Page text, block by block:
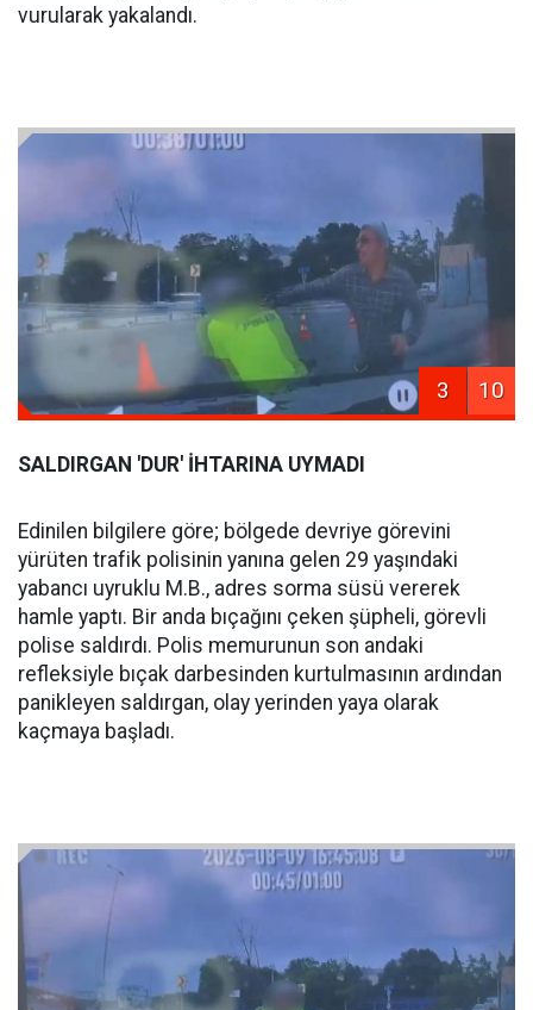
vurularak yakalandı.
3 10
SALDIRGAN 'DUR' İHTARINA UYMADI
Edinilen bilgilere göre; bölgede devriye görevini
yürüten trafik polisinin yanına gelen 29 yaşındaki
yabancı uyruklu M.B., adres sorma süsü vererek
hamle yaptı. Bir anda bıçağını çeken şüpheli, görevli
polise saldırdı. Polis memurunun son andaki
refleksiyle bıçak darbesinden kurtulmasının ardından
panikleyen saldırgan, olay yerinden yaya olarak
kaçmaya başladı.